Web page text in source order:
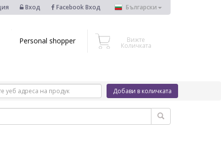
Вход Facebook Вход Български
Personal shopper Вижте
Количката
Добави в количката